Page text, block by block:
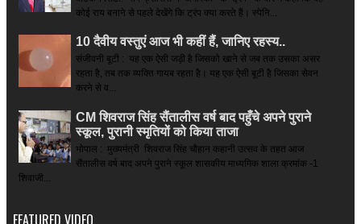
कोई राय बनाने से पहले देखेंगे कि ट्रंप क्या करते हैं। स्पेनि...
10 दैवीय वस्तुएं आज भी कहीं हैं, जानिए रहस्य..
संजीवनी बूटी : यह एक ऐसी जड़ी है जिसको खाने से जब तक उसका असर
रहता है, तब तक व्यक्ति गायब रहता है। यह एक ऐसी बूटी है जिसका सेवन
करने से व...
CM शिवराज सिंह सैंतालीस वर्ष बाद पहुँचे अपने पुराने
स्कूल, पुरानी स्मृतियों को किया ताजा
भोपाल : मुख्यमंत्री शिवराज सिंह चौहान कहानी उत्सव के तहत आज
सैंतालीस वर्ष बाद अपने पुराने स्कूल शासकीय माध्यमिक शाला क्रमांक -1
शिवाजी...